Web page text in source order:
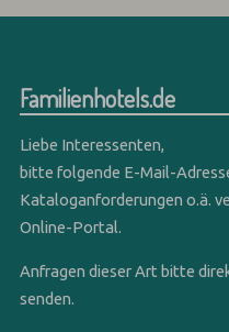
Familienhotels.de
Liebe Interessenten,
bitte folgende E-Mail-
Kataloganforderungen o.ä.
Online-Portal.
Anfragen dieser Art bitte
senden.